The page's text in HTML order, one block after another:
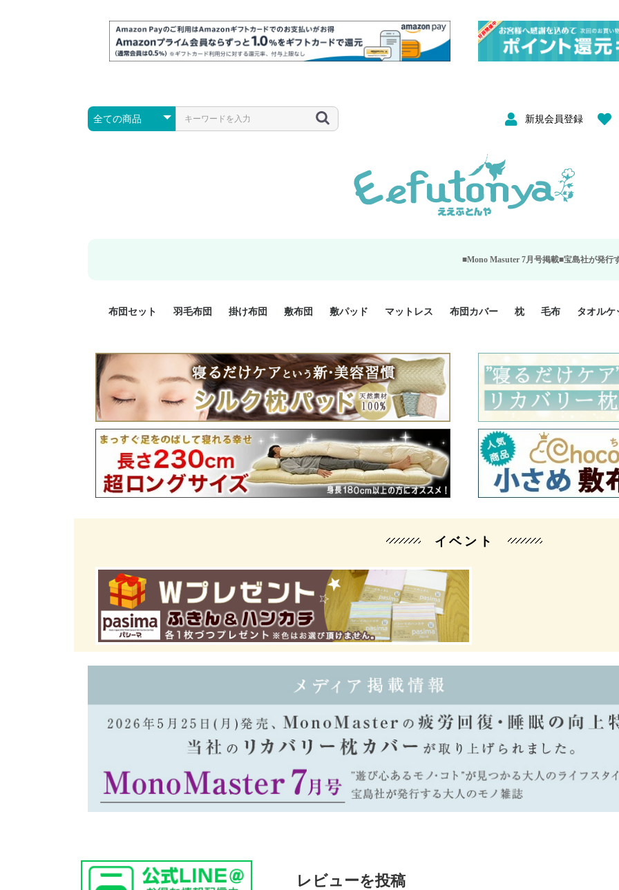
新規会員登録
■Mono Masuter 7月号掲載■宝島社が発行する大人のモノ
布団セット
羽毛布団セット 2点セット
3点セット
4点セット
5点セット
6点セット
エクセルゴールド
ロイヤルゴールド
マザーダックダウン
小さい布団セット
大きい布団セット
掛け布団セット 2点セット
3点セット
4点セット
6点セット
敷布団セット 2点セット
3点セット
羽毛布団
プレミアムゴールド
ロイヤルゴールド
エクセルゴールド
ニューゴールド
マザーダックダウン
マザーグースダウン
スーパーロングサイズ
洗える羽毛布団
肌掛け布団
掛け布団
防ダニ掛け布団
洗える掛け布団
小さい掛け布団
大きい掛け布団
肌掛け布団
敷布団
防ダニ敷布団
小さい敷布団 70cm幅 ミニシングル
75cm幅 ショートセミシ
ングル
80cm幅 セミシングル
大きい敷布団
機能性敷布団
敷パッド
シングルサイズ敷パッド
小さい敷パッド
大きい敷パッド
シルク敷パッド
枕パッド
シルク枕パッド
除湿シート
接触冷感パッド
暖かパッド
ガーゼケット
オーガニックコットン
ベッドパッド
パッドセット
マットレス 布団カバー
掛け布団カバー ジュ
シン
シン
カバー
セミ
ー
ダブ
ダブ
バー
クィ
暖か
敷布団カバー ジュ
セミ
ー
シン
シン
バー
ダブ
枕カバー シル
BOXシーツ シン
シン
ツ
セミ
ダブ
スー
ツ
防ダニカバー
クッションカバー
オーガニックコットン
カバーセット カバ
カバ
枕
小さめ 35×50cm
やや小さめ 35×55cm
普通 43×63cm
大きめ 50×70cm
パイプ枕
高反発枕
低反発枕
機能性枕・その他枕
毛布 タオルケ
ハーフ
シング
セミダ
ダブル
接触冷感
天然素
イベント
レビューを投稿